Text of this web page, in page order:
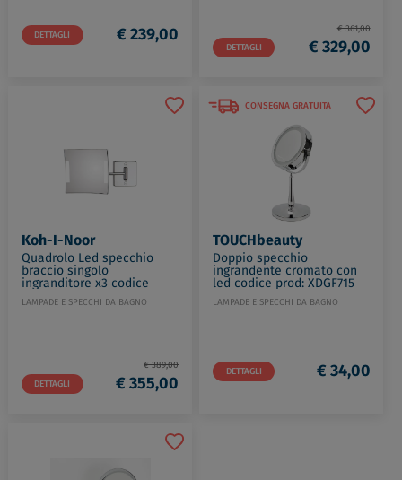
DETTAGLI € 239,00
DETTAGLI
€ 361,00
€ 329,00
Koh-I-Noor
Quadrolo Led specchio
braccio singolo
ingranditore x3 codice
prod: C60/1BA-3
LAMPADE E SPECCHI DA BAGNO
DETTAGLI
€ 389,00
€ 355,00
CONSEGNA GRATUITA
TOUCHbeauty
Doppio specchio
ingrandente cromato con
led codice prod: XDGF715
LAMPADE E SPECCHI DA BAGNO
DETTAGLI € 34,00